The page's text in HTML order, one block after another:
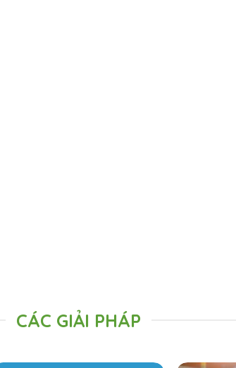
CÁC GIẢI PHÁP